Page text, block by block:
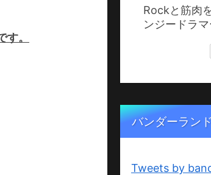
。
Rockと筋肉
ンジードラ
バンダーラン
Tweets by